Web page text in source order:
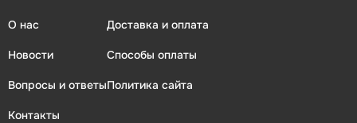
О нас
Новости
Вопросы и ответы
Контакты
Доставка и оплата
Способы оплаты
Политика сайта